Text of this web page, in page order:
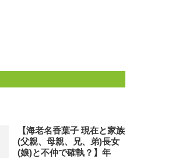
【海老名香葉子 現在と家族
(父親、母親、兄、弟)長女
(娘)と不仲で確執？】年